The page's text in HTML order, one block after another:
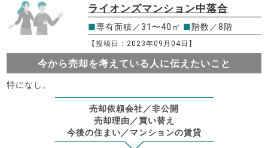
ライオンズマンション中落合
■専有面積／31〜40㎡ ■階数／8階
【投稿日：2023年09月04日】
今から売却を考えている人に伝えたいこと
特になし。
売却依頼会社／非公開
売却理由／買い替え
今後の住まい／マンションの賃貸